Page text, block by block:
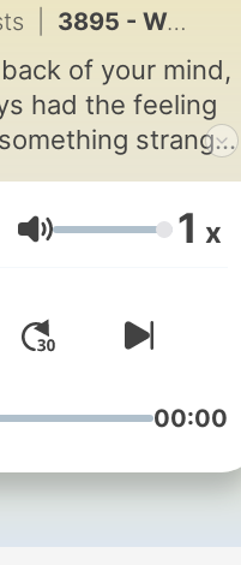
3895 - Weirdhouse Cinema: The Bronx Warriors
of your mind,
had the feeling
strange
There is. Join
and Joe
they examine
evolutionary
our transhuman
Głośność 1 x
00:00